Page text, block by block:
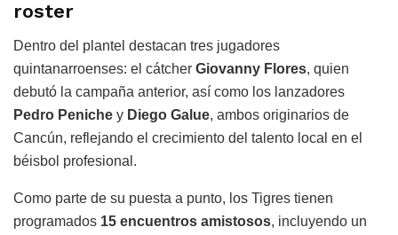
roster
Dentro del plantel destacan tres jugadores
quintanarroenses: el cátcher Giovanny Flores, quien
debutó la campaña anterior, así como los lanzadores
Pedro Peniche y Diego Galue, ambos originarios de
Cancún, reflejando el crecimiento del talento local en el
béisbol profesional.
Como parte de su puesta a punto, los Tigres tienen
programados 15 encuentros amistosos, incluyendo un